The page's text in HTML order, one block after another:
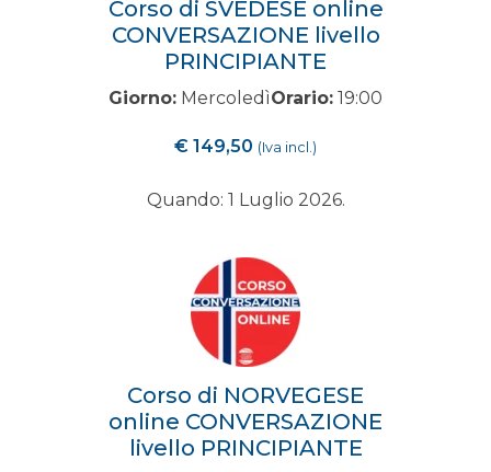
Corso di SVEDESE online
CONVERSAZIONE livello
PRINCIPIANTE
Giorno: MercoledìOrario: 19:00
€ 149,50 (Iva incl.)
Quando: 1 Luglio 2026.
Corso di NORVEGESE
online CONVERSAZIONE
livello PRINCIPIANTE